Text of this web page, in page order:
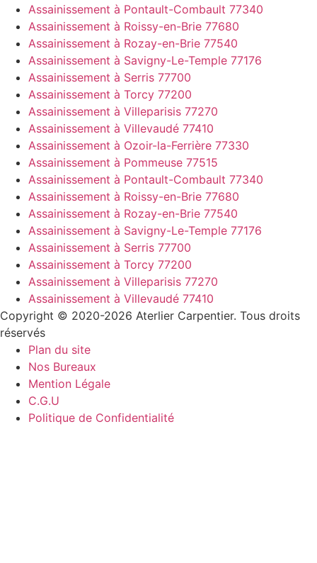
Assainissement à Pontault-Combault 77340
Assainissement à Roissy-en-Brie 77680
Assainissement à Rozay-en-Brie 77540
Assainissement à Savigny-Le-Temple 77176
Assainissement à Serris 77700
Assainissement à Torcy 77200
Assainissement à Villeparisis 77270
Assainissement à Villevaudé 77410
Assainissement à Ozoir-la-Ferrière 77330
Assainissement à Pommeuse 77515
Assainissement à Pontault-Combault 77340
Assainissement à Roissy-en-Brie 77680
Assainissement à Rozay-en-Brie 77540
Assainissement à Savigny-Le-Temple 77176
Assainissement à Serris 77700
Assainissement à Torcy 77200
Assainissement à Villeparisis 77270
Assainissement à Villevaudé 77410
Copyright © 2020-2026 Aterlier Carpentier. Tous droits
réservés
Plan du site
Nos Bureaux
Mention Légale
C.G.U
Politique de Confidentialité